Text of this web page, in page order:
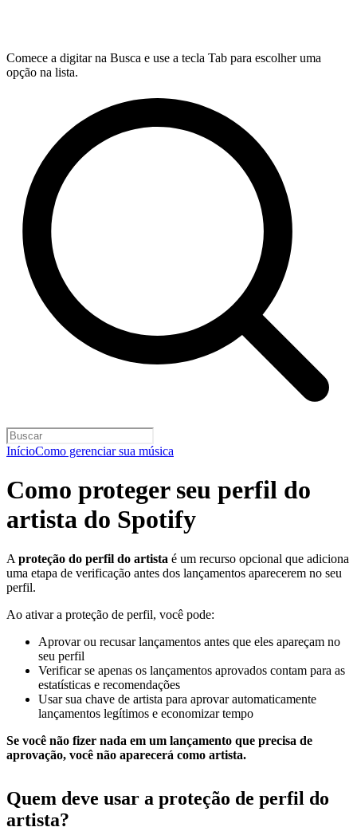
Comece a digitar na Busca e use a tecla Tab para escolher uma
opção na lista.
InícioComo gerenciar sua música
Como proteger seu perfil do
artista do Spotify
A proteção do perfil do artista é um recurso opcional que adiciona
uma etapa de verificação antes dos lançamentos aparecerem no seu
perfil.
Ao ativar a proteção de perfil, você pode:
Aprovar ou recusar lançamentos antes que eles apareçam no
seu perfil
Verificar se apenas os lançamentos aprovados contam para as
estatísticas e recomendações
Usar sua chave de artista para aprovar automaticamente
lançamentos legítimos e economizar tempo
Se você não fizer nada em um lançamento que precisa de
aprovação, você não aparecerá como artista.
Quem deve usar a proteção de perfil do
artista?